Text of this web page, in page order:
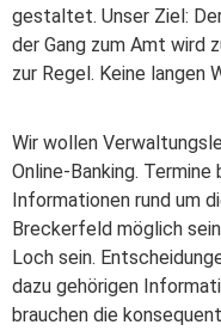
gestaltet. Unser Ziel:
der Gang zum Amt wird
zur Regel. Keine langen
Wir wollen
Online-Banking.
Informationen rund um
Breckerfeld möglich
Loch sein.
dazu gehörigen
brauchen die